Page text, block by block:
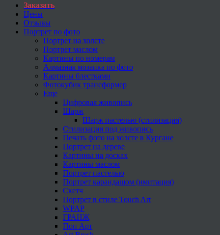
Заказать
Цены
Отзывы
Портрет по фото
Портрет на холсте
Портрет маслом
Картины по номерам
Алмазная мозаика по фото
Картины блестками
Фотокубик трансформер
Еще
Цифровая живопись
Шарж
Шарж пастелью (стилизация)
Стилизация под живопись
Печать фото на холсте в Кургане
Портрет на дереве
Картины на досках
Картины маслом
Портрет пастелью
Портрет карандашом (имитация)
Скетч
Портрет в стиле Touch Art
WPAP
ГРАНЖ
Поп Арт